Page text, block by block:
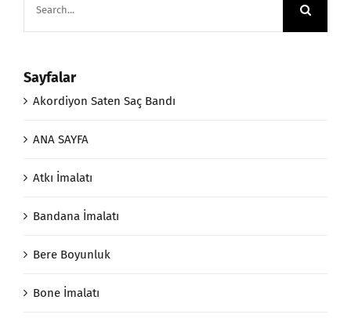
Sayfalar
Akordiyon Saten Saç Bandı
ANA SAYFA
Atkı İmalatı
Bandana İmalatı
Bere Boyunluk
Bone İmalatı